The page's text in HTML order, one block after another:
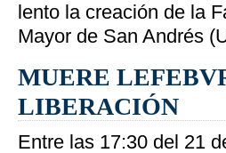
lento la creación de la
Mayor de San Andrés
MUERE
LIBERACIÓN
Entre las 17:30 del 21